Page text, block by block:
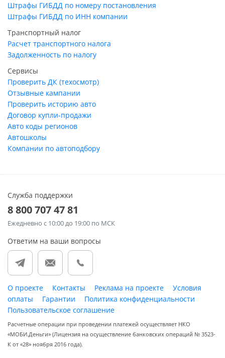
Штрафы ГИБДД по номеру постановления
Штрафы ГИБДД по ИНН компании
Транспортный налог
Расчет транспортного налога
Задолженность по налогу
Сервисы
Проверить ДК (техосмотр)
Отзывные кампании
Проверить историю авто
Договор купли-продажи
Авто коды регионов
Автошколы
Компании по автоподбору
Служба поддержки
8 800 707 47 81
Ежедневно с 10:00 до 19:00 по МСК
Ответим на ваши вопросы
О проекте Контакты Реклама на проекте
Условия
оплаты
Гарантии
Политика конфиденциальности
Пользовательское соглашение
Расчетные операции при проведении платежей осуществляет НКО
«МОБИ.Деньги» (Лицензия на осуществление банковских операций № 3523-
К от «28» ноября 2016 года).